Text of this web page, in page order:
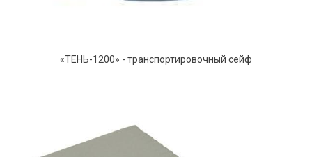
«ТЕНЬ-1200» - транспортировочный сейф